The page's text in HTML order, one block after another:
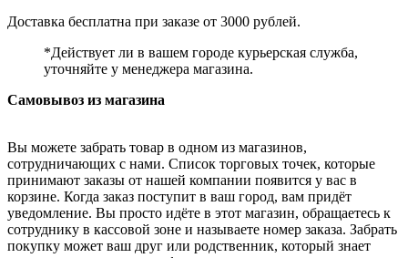
Доставка бесплатна при заказе от 3000 рублей.
*Действует ли в вашем городе курьерская служба,
уточняйте у менеджера магазина.
Самовывоз из магазина
Вы можете забрать товар в одном из магазинов,
сотрудничающих с нами. Список торговых точек, которые
принимают заказы от нашей компании появится у вас в
корзине. Когда заказ поступит в ваш город, вам придёт
уведомление. Вы просто идёте в этот магазин, обращаетесь к
сотруднику в кассовой зоне и называете номер заказа. Забрать
покупку может ваш друг или родственник, который знает